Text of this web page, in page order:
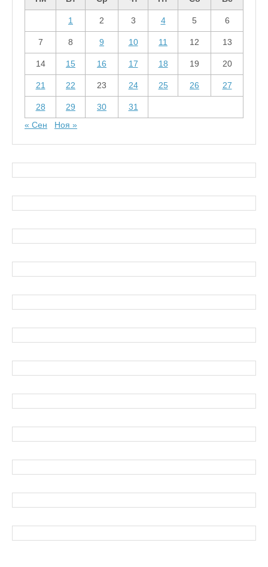
1 2 3 4 5 6
7 8 9 10 11 12 13
14 15 16 17 18 19 20
21 22 23 24 25 26 27
28 29 30
31
« Сен
Ноя »